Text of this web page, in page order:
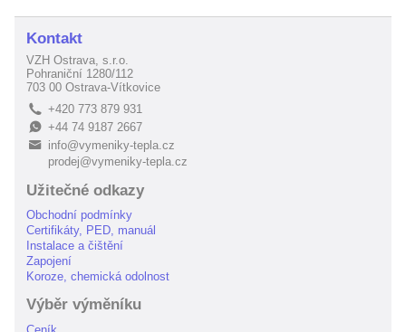
Kontakt
VZH Ostrava, s.r.o.
Pohraniční 1280/112
703 00 Ostrava-Vítkovice
L +420 773 879 931
E+44 74 9187 2667
B
info@vymeniky-tepla.cz
prodej@vymeniky-tepla.cz
Užitečné odkazy
Obchodní podmínky
Certifikáty, PED, manuál
Instalace a čištění
Zapojení
Koroze, chemická odolnost
Výběr výměníku